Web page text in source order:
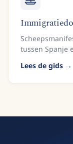
tussen Spanje
Lees de gids